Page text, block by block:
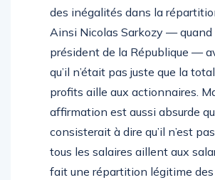
des inégalités dans la
Ainsi Nicolas Sarkozy —
président de la République —
qu’il n’était pas juste que la
profits aille aux actionnaires.
affirmation est aussi absurde
consisterait à dire qu’il n’est
tous les salaires aillent aux
fait une répartition légitime